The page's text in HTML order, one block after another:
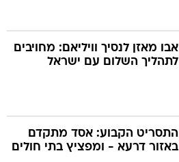
אבו מאזן לנסיך וויליאם: מחויבים
לתהליך השלום עם ישראל
התסריט הקבוע: אסד מתקדם
באזור דרעא - ומפציץ בתי חולים